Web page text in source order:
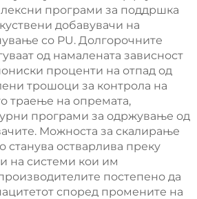
програми за поддршка
добавувачи на
со PU. Долгорочните
од намалената зависност
проценти на отпад од
трошоци за контрола на
траење на опремата,
програми за одржување од
Можноста за скалирање
станува остварлива преку
на системи кои им
постепено да
според промените на